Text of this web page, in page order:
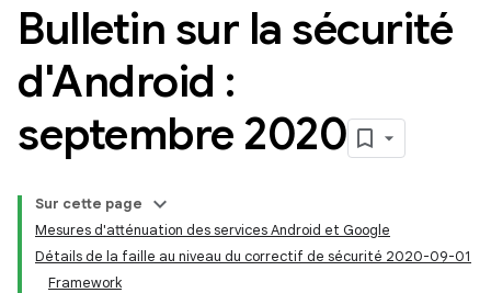
Bulletin sur la sécurité
d'Android :
septembre 2020
Sur cette page
Mesures d'atténuation des services Android et Google
Détails de la faille au niveau du correctif de sécurité 2020-09-01
Framework